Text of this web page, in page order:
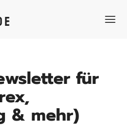
für
& mehr)